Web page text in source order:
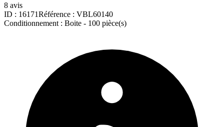
8 avis
ID : 16171Référence : VBL60140
Conditionnement : Boite - 100 pièce(s)